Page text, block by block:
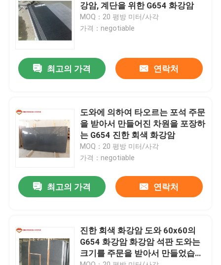
제품
우리 에 관한 것
공장 투어
저희와 연락
사건
인용 을 요청 하십시오
화강암 돌 석판
강암, 계단을 위한 G654 화강암
MOQ：20 평방 미터/사각
가격：negotiable
최고의 가격 연락처
도와에 의하여 타오르는 포석 주문
을 받아서 만들어진 차원을 포장하
는 G654 진한 회색 화강암
MOQ：20 평방 미터/사각
가격：negotiable
최고의 가격 연락처
진한 회색 화강암 도와 60x60의
G654 화강암 화강암 석판 도와는
크기를 주문을 받아서 만들었습니